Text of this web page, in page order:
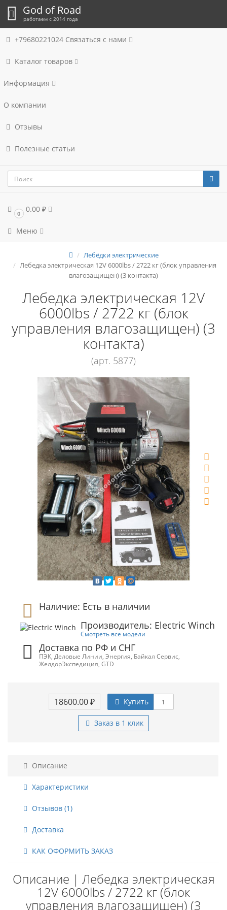
God of Road
работаем с 2014 года
+79680221024 Связаться с нами
Каталог товаров
Информация
О компании
Отзывы
Полезные статьи
0 0.00 ₽
Меню
Лебёдки электрические
Лебедка электрическая 12V 6000lbs / 2722 кг (блок управления
влагозащищен) (3 контакта)
Лебедка электрическая 12V
6000lbs / 2722 кг (блок
управления влагозащищен) (3
контакта)
(арт. 5877)
Наличие: Есть в наличии
Производитель: Electric Winch
Смотреть все модели
Доставка по РФ и СНГ
ПЭК, Деловые Линии, Энергия, Байкал Сервис,
ЖелдорЭкспедиция, GTD
18600.00 ₽ Купить
Заказ в 1 клик
Описание
Характеристики
Отзывов (1)
Доставка
КАК ОФОРМИТЬ ЗАКАЗ
Описание | Лебедка электрическая
12V 6000lbs / 2722 кг (блок
управления влагозащищен) (3